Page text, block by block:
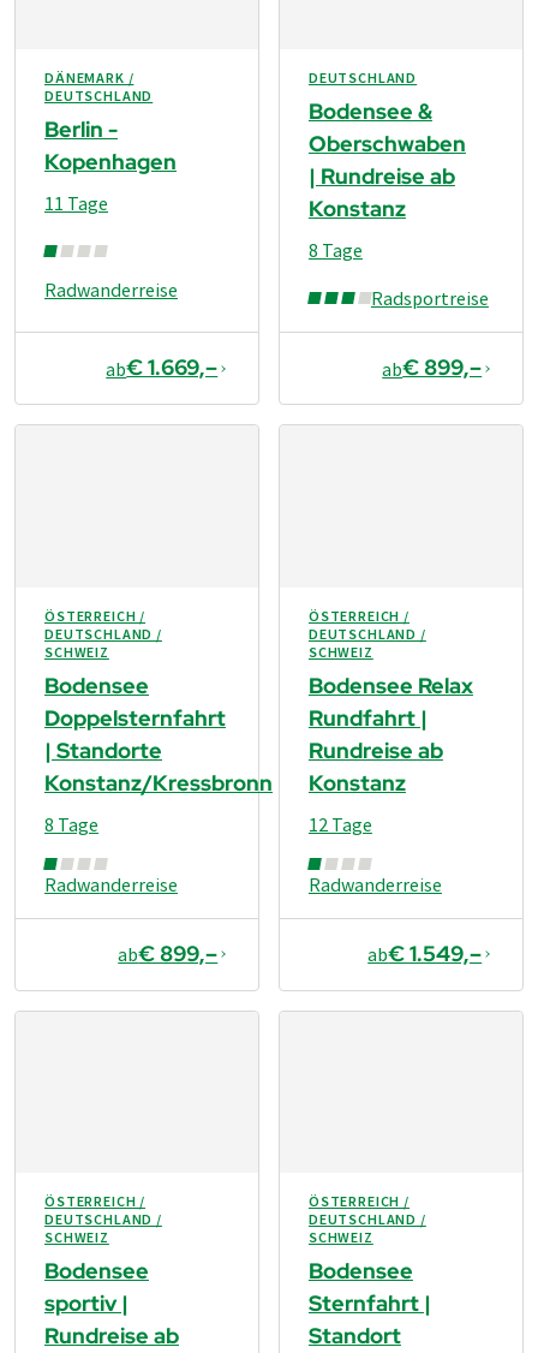
DÄNEMARK /
DEUTSCHLAND
Berlin -
Kopenhagen
Radwanderreise
11 Tage
ab€ 1.669,–
DEUTSCHLAND
Bodensee &
Oberschwaben
| Rundreise ab
Konstanz
Radsportreise
8 Tage
ab€ 899,–
ÖSTERREICH /
DEUTSCHLAND /
SCHWEIZ
Bodensee
Doppelsternfahrt
| Standorte
Konstanz/Kressbronn
Radwanderreise
8 Tage
ab€ 899,–
ÖSTERREICH /
DEUTSCHLAND /
SCHWEIZ
Bodensee Relax
Rundfahrt |
Rundreise ab
Konstanz
Radwanderreise
12 Tage
ab€ 1.549,–
ÖSTERREICH /
DEUTSCHLAND /
SCHWEIZ
Bodensee
sportiv |
Rundreise ab
ÖSTERREICH /
DEUTSCHLAND /
SCHWEIZ
Bodensee
Sternfahrt |
Standort